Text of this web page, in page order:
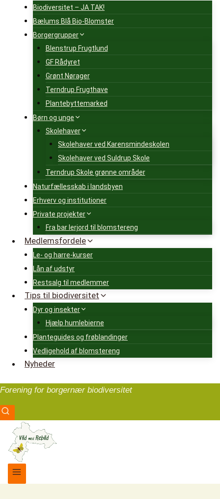
Biodiversitet – JA TAK!
Bælums Blå Bio-Blomster
Borgergrupper
Blenstrup Frugtlund
GF Rådyret
Grønt Nørager
Terndrup Frugthave
Plantebyttemarked
Børn og unge
Skolehaver
Skolehaver ved Karensmindeskolen
Skolehaver ved Suldrup Skole
Terndrup Skole grønne områder
Naturfællesskab i landsbyen
Erhverv og institutioner
Private projekter
Fra bar lerjord til blomstereng
Medlemsfordele
Le- og harre-kurser
Lån af udstyr
Restsalg til medlemmer
Tips til biodiversitet
Dyr og insekter
Hjælp humlebierne
Planteguides og frøblandinger
Vedligehold af blomstereng
Nyheder
Forening for borgernær biodiversitet